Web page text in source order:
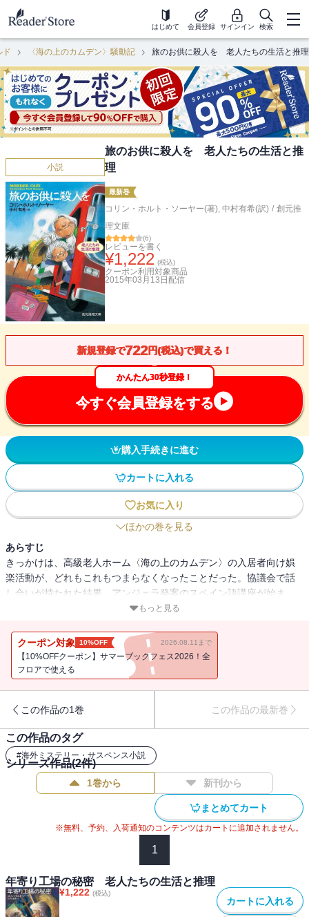
はじめて 会員登録 サインイン 検索
ド 〈海の上のカムデン〉騒動記 旅のお供に殺人を 老人たちの生活と推理
小説
旅のお供に殺人を 老人たちの生活と推
理
最新巻
コリン・ホルト・ソーヤー(著), 中村有希(訳) / 創元推
理文庫
(6)
レビューを書く
¥1,222 (税込)
クーポン利用対象商品
2015年03月13日 配信
新規登録で722円(税込)で買える！
かんたん30秒登録！
今すぐ会員登録をする
購入手続きに進む
カートに入れる
お気に入り
ほかの巻を見る
あらすじ
きっかけは、高級老人ホーム〈海の上のカムデン〉の入居者向け娯
楽活動が、どれもこれもつまらなくなったことだった。協議会で話
し合いが持たれた結果、アンジェラ発案のスペイン語講座が始ま
り、さらには紆余曲折の末、“生きたスペイン語に触れるための”メキ
加者一行11人は、バスで行く添乗員つきツアーをおおむね楽しんで
いた・・・・・・初日の夜に、新入り入居者が突然の死に見舞わ
れ、またもや事件の気配が漂いだすまでは。老人探偵団が異国の地
もっと見る
クーポン対象 10%OFF 2026.08.11まで
【10%OFFクーポン】サマーブックフェス2026！全
フロアで使える
この作品の1巻 この作品の最新巻
この作品のタグ
#海外ミステリー・サスペンス小説
シリーズ作品(2件)
1巻から 新刊から
まとめてカート
※無料、予約、入荷通知のコンテンツはカートに追加されません。
1
年寄り工場の秘密 老人たちの生活と推理
¥1,222 (税込)
カートに入れる